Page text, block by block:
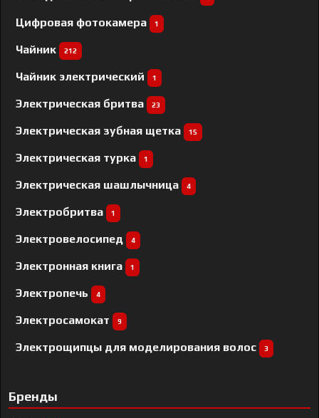
Цифровая фотокамера 1
Чайник 212
Чайник электрический 1
Электрическая бритва 23
Электрическая зубная щетка 15
Электрическая турка 1
Электрическая шашлычница 4
Электробритва 1
Электровелосипед 4
Электронная книга 1
Электропечь 4
Электросамокат 9
Электрощипцы для моделирования волос 3
Бренды